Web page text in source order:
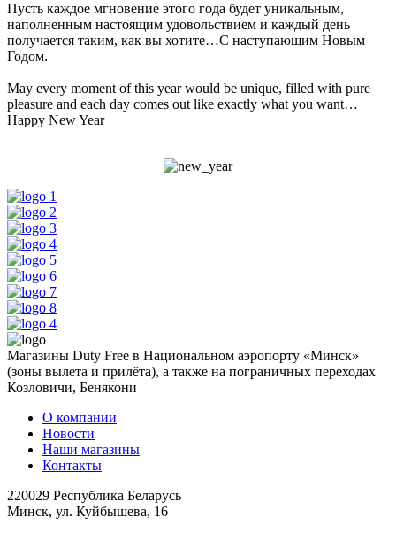
Пусть каждое мгновение этого года будет уникальным,
наполненным настоящим удовольствием и каждый день
получается таким, как вы хотите…С наступающим Новым
Годом.
May every moment of this year would be unique, filled with pure
pleasure and each day comes out like exactly what you want…
Happy New Year
Магазины Duty Free в Национальном аэропорту «Минск»
(зоны вылета и прилёта), а также на пограничных переходах
Козловичи, Бенякони
О компании
Новости
Наши магазины
Контакты
220029 Республика Беларусь
Минск, ул. Куйбышева, 16